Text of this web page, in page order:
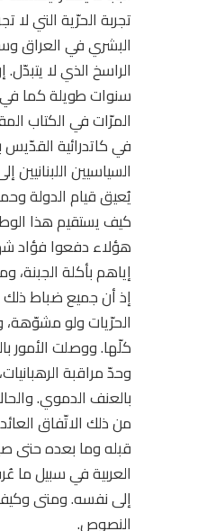
تجربة الحرّية التي
البشري في العراق
الراسخ الذي لا
سنوات طويلة كما في
المرّات في الكتاب
السياسيين
يُعيق قيام الدولة
كيف يستقيم هذا
إياهم بأكلة
إذ أن جميع ضباط
الحرّيات ولو
كلّها. ووصلت الأمور
وحدّ مراقبة
بالعنف الدموي.
العربية في سبيل ما
إلى نفسه. ومتى وكيف
النصوص.